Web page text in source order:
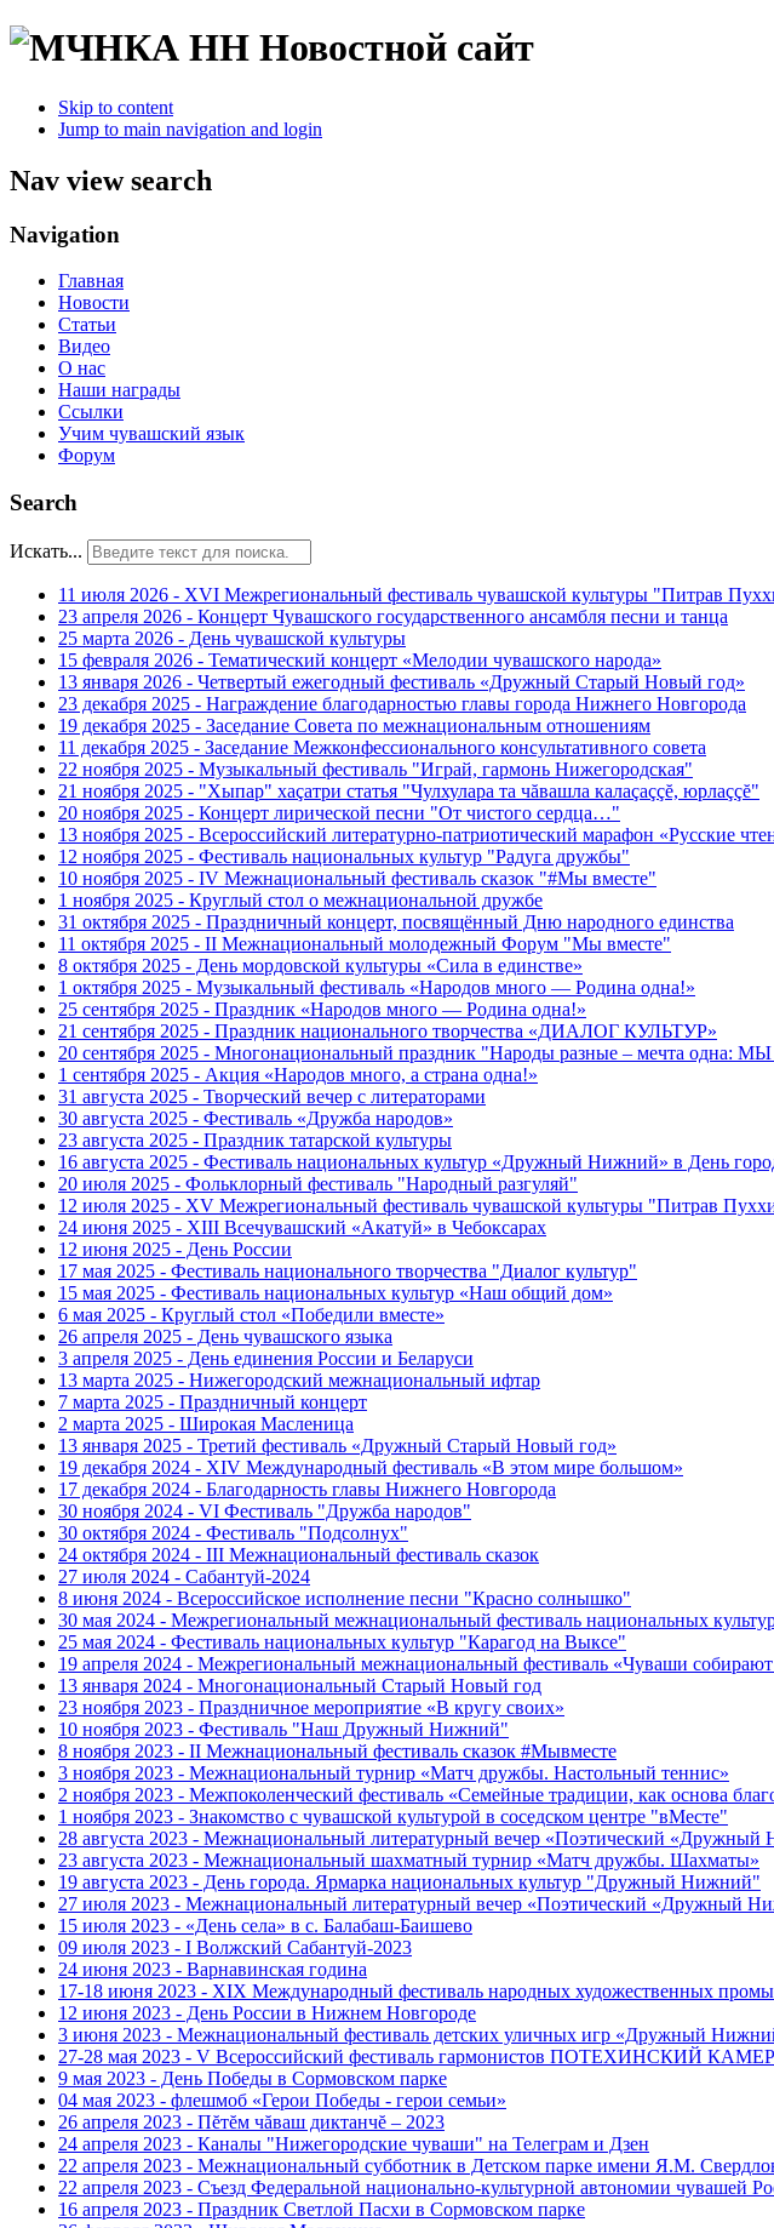
Новостной сайт
Skip to content
Jump to main navigation and login
Nav view search
Navigation
Главная
Новости
Статьи
Видео
О нас
Наши награды
Ссылки
Учим чувашский язык
Форум
Search
Искать...
11 июля 2026 - XVI Межрегиональный фестиваль чувашской культуры "Питрав
23 апреля 2026 - Концерт Чувашского государственного ансамбля песни и танца
25 марта 2026 - День чувашской культуры
15 февраля 2026 - Тематический концерт «Мелодии чувашского народа»
13 января 2026 - Четвертый ежегодный фестиваль «Дружный Старый Новый год»
23 декабря 2025 - Награждение благодарностью главы города Нижнего Новгорода
19 декабря 2025 - Заседание Совета по межнациональным отношениям
11 декабря 2025 - Заседание Межконфессионального консультативного совета
22 ноября 2025 - Музыкальный фестиваль "Играй, гармонь Нижегородская"
21 ноября 2025 - "Хыпар" хаçатри статья "Чулхулара та чăвашла калаçаççĕ, юрлаççĕ"
20 ноября 2025 - Концерт лирической песни "От чистого сердца…"
13 ноября 2025 - Всероссийский литературно-патриотический марафон «Русские
12 ноября 2025 - Фестиваль национальных культур "Радуга дружбы"
10 ноября 2025 - IV Межнациональный фестиваль сказок "#Мы вместе"
1 ноября 2025 - Круглый стол о межнациональной дружбе
31 октября 2025 - Праздничный концерт, посвящённый Дню народного единства
11 октября 2025 - II Межнациональный молодежный Форум "Мы вместе"
8 октября 2025 - День мордовской культуры «Сила в единстве»
1 октября 2025 - Музыкальный фестиваль «Народов много — Родина одна!»
25 сентября 2025 - Праздник «Народов много — Родина одна!»
21 сентября 2025 - Праздник национального творчества «ДИАЛОГ КУЛЬТУР»
20 сентября 2025 - Многонациональный праздник "Народы разные – мечта одна:
1 сентября 2025 - Акция «Народов много, а страна одна!»
31 августа 2025 - Творческий вечер с литераторами
30 августа 2025 - Фестиваль «Дружба народов»
23 августа 2025 - Праздник татарской культуры
16 августа 2025 - Фестиваль национальных культур «Дружный Нижний» в День
20 июля 2025 - Фольклорный фестиваль "Народный разгуляй"
12 июля 2025 - XV Межрегиональный фестиваль чувашской культуры "Питрав
24 июня 2025 - XIII Всечувашский «Акатуй» в Чебоксарах
12 июня 2025 - День России
17 мая 2025 - Фестиваль национального творчества "Диалог культур"
15 мая 2025 - Фестиваль национальных культур «Наш общий дом»
6 мая 2025 - Круглый стол «Победили вместе»
26 апреля 2025 - День чувашского языка
3 апреля 2025 - День единения России и Беларуси
13 марта 2025 - Нижегородский межнациональный ифтар
7 марта 2025 - Праздничный концерт
2 марта 2025 - Широкая Масленица
13 января 2025 - Третий фестиваль «Дружный Старый Новый год»
19 декабря 2024 - XIV Международный фестиваль «В этом мире большом»
17 декабря 2024 - Благодарность главы Нижнего Новгорода
30 ноября 2024 - VI Фестиваль "Дружба народов"
30 октября 2024 - Фестиваль "Подсолнух"
24 октября 2024 - III Межнациональный фестиваль сказок
27 июля 2024 - Сабантуй-2024
8 июня 2024 - Всероссийское исполнение песни "Красно солнышко"
30 мая 2024 - Межрегиональный межнациональный фестиваль национальных
25 мая 2024 - Фестиваль национальных культур "Карагод на Выксе"
19 апреля 2024 - Межрегиональный межнациональный фестиваль «Чуваши собирают
13 января 2024 - Многонациональный Старый Новый год
23 ноября 2023 - Праздничное мероприятие «В кругу своих»
10 ноября 2023 - Фестиваль "Наш Дружный Нижний"
8 ноября 2023 - II Межнациональный фестиваль сказок #Мывместе
3 ноября 2023 - Межнациональный турнир «Матч дружбы. Настольный теннис»
2 ноября 2023 - Межпоколенческий фестиваль «Семейные традиции, как основа
1 ноября 2023 - Знакомство с чувашской культурой в соседском центре "вМесте"
28 августа 2023 - Межнациональный литературный вечер «Поэтический «Дружный
23 августа 2023 - Межнациональный шахматный турнир «Матч дружбы. Шахматы»
19 августа 2023 - День города. Ярмарка национальных культур "Дружный Нижний"
27 июля 2023 - Межнациональный литературный вечер «Поэтический «Дружный
15 июля 2023 - «День села» в с. Балабаш-Баишево
09 июля 2023 - I Волжский Сабантуй-2023
24 июня 2023 - Варнавинская година
17-18 июня 2023 - XIX Международный фестиваль народных художественных
12 июня 2023 - День России в Нижнем Новгороде
3 июня 2023 - Межнациональный фестиваль детских уличных игр «Дружный
27-28 мая 2023 - V Всероссийский фестиваль гармонистов ПОТЕХИНСКИЙ
9 мая 2023 - День Победы в Сормовском парке
04 мая 2023 - флешмоб «Герои Победы - герои семьи»
26 апреля 2023 - Пĕтĕм чăваш диктанчĕ – 2023
24 апреля 2023 - Каналы "Нижегородские чуваши" на Телеграм и Дзен
22 апреля 2023 - Межнациональный субботник в Детском парке имени Я.М.
22 апреля 2023 - Съезд Федеральной национально-культурной автономии чувашей
16 апреля 2023 - Праздник Светлой Пасхи в Сормовском парке